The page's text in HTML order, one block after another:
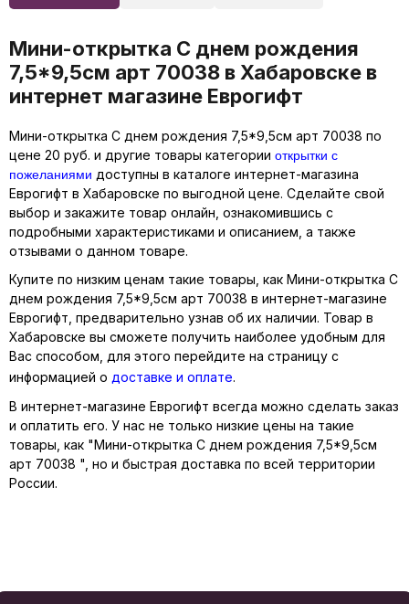
Мини-открытка С днем рождения
7,5*9,5см арт 70038 в Хабаровске в
интернет магазине Еврогифт
Мини-открытка С днем рождения 7,5*9,5см арт 70038 по
цене 20 руб. и другие товары категории открытки с
пожеланиями доступны в каталоге интернет-магазина
Еврогифт в Хабаровске по выгодной цене. Сделайте свой
выбор и закажите товар онлайн, ознакомившись с
подробными характеристиками и описанием, а также
отзывами о данном товаре.
Купите по низким ценам такие товары, как Мини-открытка С
днем рождения 7,5*9,5см арт 70038 в интернет-магазине
Еврогифт, предварительно узнав об их наличии. Товар в
Хабаровске вы сможете получить наиболее удобным для
Вас способом, для этого перейдите на страницу с
информацией о доставке и оплате.
В интернет-магазине Еврогифт всегда можно сделать заказ
и оплатить его. У нас не только низкие цены на такие
товары, как "Мини-открытка С днем рождения 7,5*9,5см
арт 70038 ", но и быстрая доставка по всей территории
России.